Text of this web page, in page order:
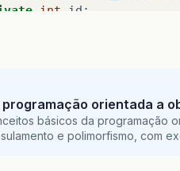
int id ;
name =
( name
int idPai;
programação orientada a
básicos da programação
e polimorfismo, com